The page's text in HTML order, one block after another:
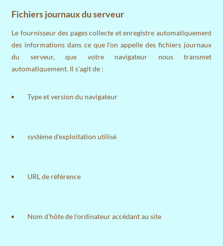
Fichiers journaux du serveur
Le fournisseur des pages collecte et enregistre automatiquement
des informations dans ce que l'on appelle des fichiers journaux
du serveur, que votre navigateur nous transmet
automatiquement. Il s'agit de :
Type et version du navigateur
système d'exploitation utilisé
URL de référence
Nom d'hôte de l'ordinateur accédant au site